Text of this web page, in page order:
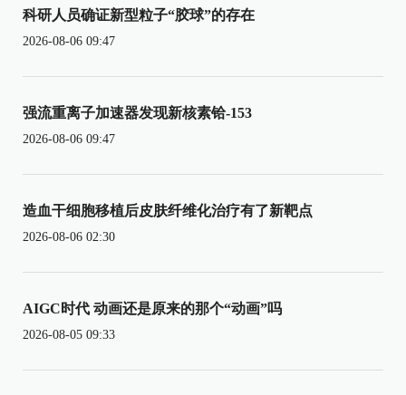
科研人员确证新型粒子“胶球”的存在
2026-08-06 09:47
强流重离子加速器发现新核素铪-153
2026-08-06 09:47
造血干细胞移植后皮肤纤维化治疗有了新靶点
2026-08-06 02:30
AIGC时代 动画还是原来的那个“动画”吗
2026-08-05 09:33